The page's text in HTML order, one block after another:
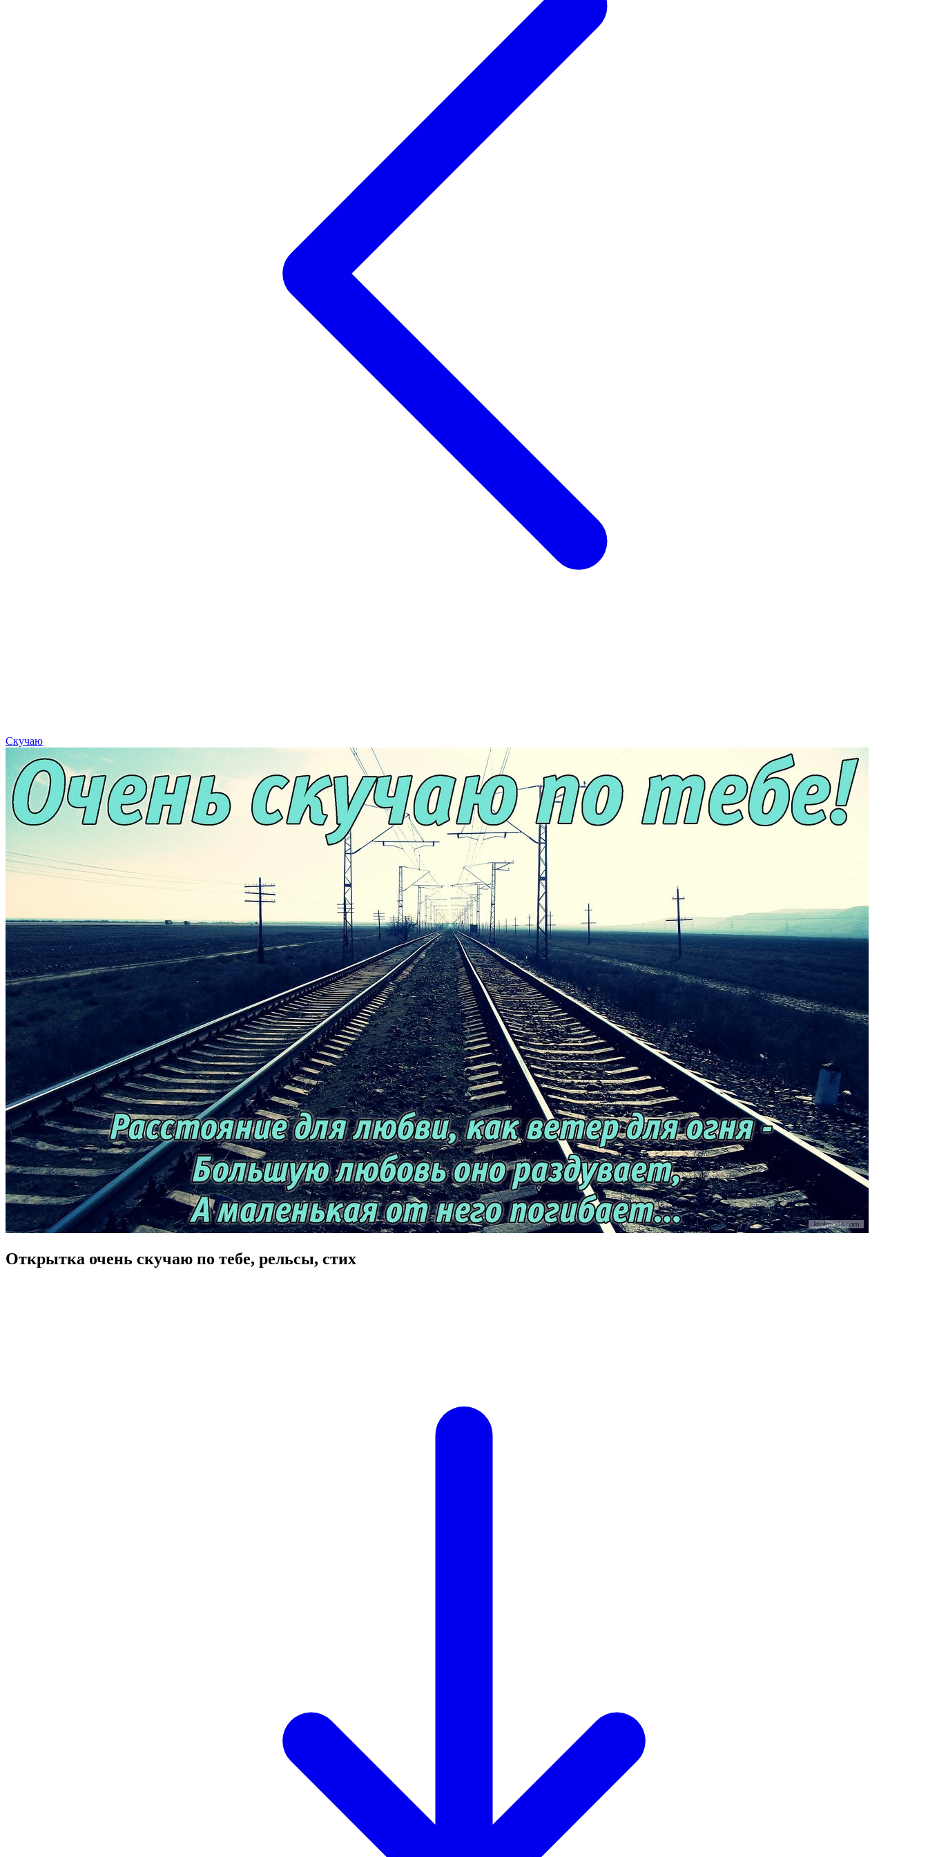
Скучаю
Открытка очень скучаю по тебе, рельсы, стих